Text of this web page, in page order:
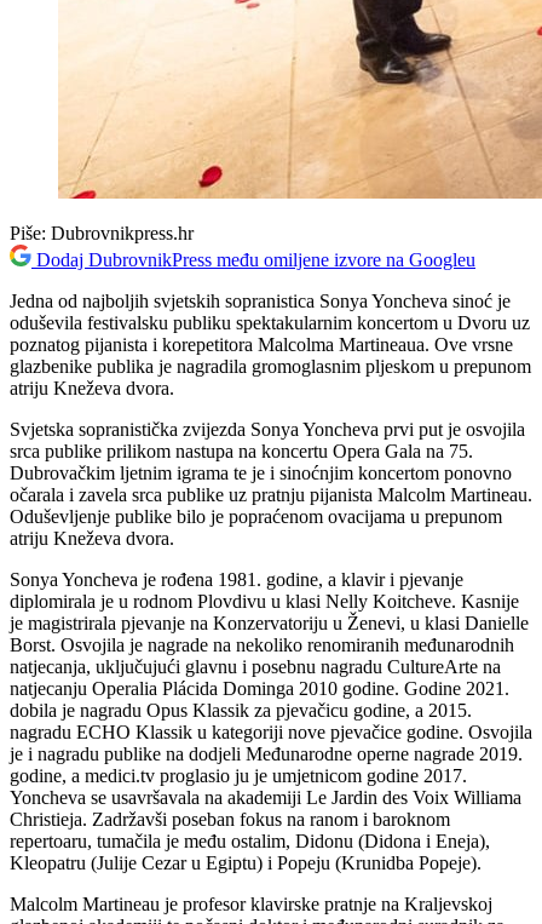
Piše: Dubrovnikpress.hr
Dodaj DubrovnikPress među omiljene izvore na Googleu
Jedna od najboljih svjetskih sopranistica Sonya Yoncheva sinoć je
oduševila festivalsku publiku spektakularnim koncertom u Dvoru uz
poznatog pijanista i korepetitora Malcolma Martineaua. Ove vrsne
glazbenike publika je nagradila gromoglasnim pljeskom u prepunom
atriju Kneževa dvora.
Svjetska sopranistička zvijezda Sonya Yoncheva prvi put je osvojila
srca publike prilikom nastupa na koncertu Opera Gala na 75.
Dubrovačkim ljetnim igrama te je i sinoćnjim koncertom ponovno
očarala i zavela srca publike uz pratnju pijanista Malcolm Martineau.
Oduševljenje publike bilo je popraćenom ovacijama u prepunom
atriju Kneževa dvora.
Sonya Yoncheva je rođena 1981. godine, a klavir i pjevanje
diplomirala je u rodnom Plovdivu u klasi Nelly Koitcheve. Kasnije
je magistrirala pjevanje na Konzervatoriju u Ženevi, u klasi Danielle
Borst. Osvojila je nagrade na nekoliko renomiranih međunarodnih
natjecanja, uključujući glavnu i posebnu nagradu CultureArte na
natjecanju Operalia Plácida Dominga 2010 godine. Godine 2021.
dobila je nagradu Opus Klassik za pjevačicu godine, a 2015.
nagradu ECHO Klassik u kategoriji nove pjevačice godine. Osvojila
je i nagradu publike na dodjeli Međunarodne operne nagrade 2019.
godine, a medici.tv proglasio ju je umjetnicom godine 2017.
Yoncheva se usavršavala na akademiji Le Jardin des Voix Williama
Christieja. Zadržavši poseban fokus na ranom i baroknom
repertoaru, tumačila je među ostalim, Didonu (Didona i Eneja),
Kleopatru (Julije Cezar u Egiptu) i Popeju (Krunidba Popeje).
Malcolm Martineau je profesor klavirske pratnje na Kraljevskoj